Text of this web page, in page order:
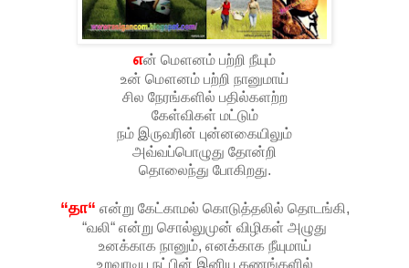
என் மௌனம் பற்றி நீயும்
உன் மௌனம் பற்றி நானுமாய்
சில நேரங்களில் பதில்களற்ற
கேள்விகள் மட்டும்
நம் இருவரின் புன்னகையிலும்
அவ்வப்பொழுது தோன்றி
தொலைந்து போகிறது.
“தா“ என்று கேட்காமல் கொடுத்தலில் தொடங்கி,
“வலி“ என்று சொல்லுமுன் விழிகள் அழுது
உனக்காக நானும், எனக்காக நீயுமாய்
உறவாடிய நட்பின் இனிய கணங்களில்